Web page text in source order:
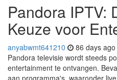
Pandora IPTV:
Keuze voor
anyabwmt641210 86 days ago
Pandora televisie wordt steeds
entertainment te ontvangen.
aan programma's, waaronder